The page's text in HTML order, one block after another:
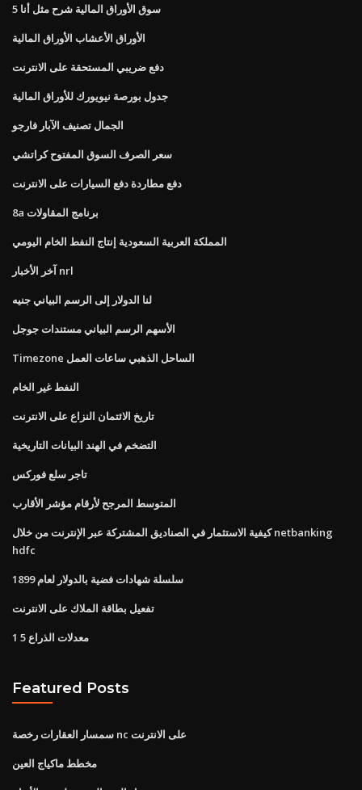
سوق الأوراق المالية شرح مثل أنا 5
الأوراق الأعشاب الأوراق المالية
دفع ضريبي المستحقة على الانترنت
جدول بورصة نيويورك للأوراق المالية
الجمال تصنيف الآبار فارجو
سعر الصرف السوق المفتوح كراتشي
دفع مطاردة دفع السيارات على الانترنت
8a برنامج المقاولات
المملكة العربية السعودية إنتاج النفط الخام اليومي
آخر الأخبار nrl
لنا الدولار إلى الرسم البياني جنيه
الأسهم الرسم البياني مستندات جوجل
Timezone الساحل الذهبي ساعات العمل
النفط غير الخام
تاريخ الائتمان النزاع على الانترنت
التضخم في الهند البيانات التاريخية
تاجر سلع فوركس
المتوسط ​​المرجح لأرقام مؤشر الأقارب
كيفية الاستثمار في الصناديق المشتركة عبر الإنترنت من خلال netbanking
hdfc
سلسلة شهادات فضية بالدولار لعام 1899
تفعيل بطاقة الملاك على الانترنت
معدلات الذراع 5 1
Featured Posts
سمسار العقارات رخصة nc على الانترنت
مخطط ماكياج العين